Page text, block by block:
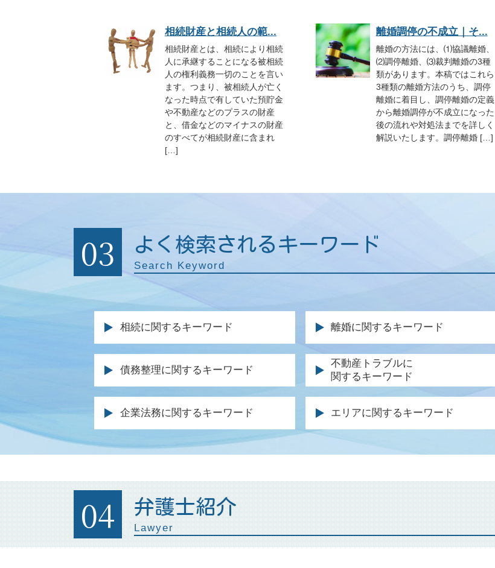
相続財産と相続人の範...
相続財産とは、相続により相続
人に承継することになる被相続
人の権利義務一切のことを言い
ます。つまり、被相続人が亡く
なった時点で有していた預貯金
や不動産などのプラスの財産
と、借金などのマイナスの財産
のすべてが相続財産に含まれ
[…]
離婚調停の不成立｜そ...
離婚の方法には、⑴協議離婚、
⑵調停離婚、⑶裁判離婚の3種
類があります。本稿ではこれら
3種類の離婚方法のうち、調停
離婚に着目し、調停離婚の定義
から離婚調停が不成立になった
後の流れや対処法までを詳しく
解説いたします。調停離婚 […]
03 よく検索されるキーワード
Search Keyword
相続に関するキーワード
分割 協議
遺産分割 まとまらない
遺言 遺留分
相続 やり直し
遺言執行者 遺産分割協議
相続放棄 手続き
不動産相続 分割
遺留分 侵害
遺産分割 不動産
離婚に関するキーワード
離婚調停 不成立
養育費 金額 決め方
離婚協議書 効力
財産分与 裁判
離婚届 親権
離婚調停 申し立て
親権 監護権 違い
離婚 調停 親権
離婚調停 慰謝料
債務整理に関するキーワード
個人再生 ブラックリスト 期間
債務 種類
任意整理 信用情報
個人再生 官報
自己破産 資格 制限 職業
破産 個人再生
不動産トラブルに
関するキーワード
不動産 仲介業者 トラブル
建物 明け渡し 訴訟
不動産売買 仲介トラブル
不動産 契約トラブル 弁護士
賃料 増額調停
賃貸住宅 トラブル
土地 境界 トラブル
企業法務に関するキーワード
クレーム 対応 弁護士
債権回収 内容証明
企業間訴訟 弁護士
債権回収 訴訟
法務 企業
契約書 リーガルチェックとは
エリアに関するキーワード
04 弁護士紹介
Lawyer